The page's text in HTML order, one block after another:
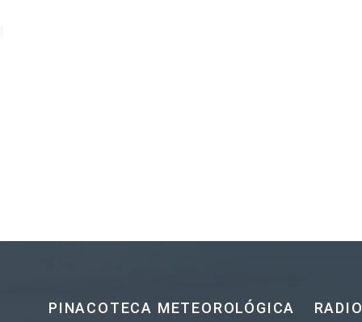
PINACOTECA METEOROLÓGICA
RADIO